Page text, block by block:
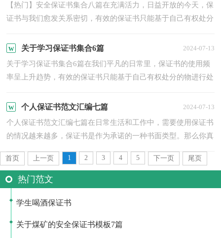
【热门】安全保证书集合八篇在充满活力，日益开放的今天，保
证书与我们愈发关系密切，有效的保证书只能基于自己有权处分
证...
关于学习保证书集合6篇 2024-07-13
关于学习保证书集合6篇在我们平凡的日常里，保证书的使用频
率呈上升趋势，有效的保证书只能基于自己有权处分的物进行处
个人保证书范文汇编七篇 2024-07-13
个人保证书范文汇编七篇在日常生活和工作中，需要使用保证书
的情况越来越多，保证书是作为承诺的一种书面类型。那么你真
首页 上一页 1 2 3 4 5 下一页 尾页
热门范文
学生喝酒保证书
关于煤矿的安全保证书模板7篇